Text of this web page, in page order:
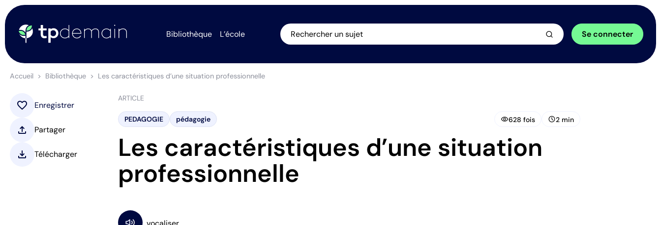
Bibliothèque L’école Rechercher un sujet Se connecter
Accueil Bibliothèque Les caractéristiques d’une situation professionnelle
ARTICLE
PEDAGOGIE pédagogie visibility628 fois schedule2 min
Les caractéristiques d’une situation
professionnelle
favorite Enregistrer
upload Partager
download Télécharger
arrow_forward